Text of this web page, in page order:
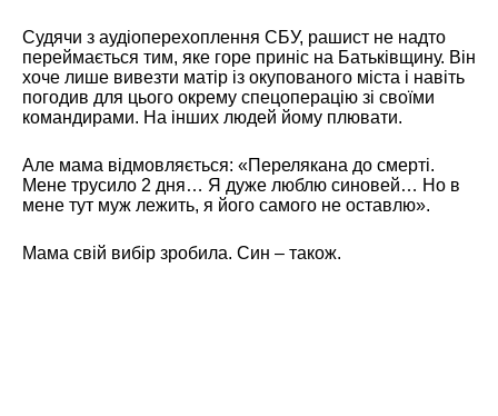
Судячи з аудіоперехоплення СБУ, рашист не надто
переймається тим, яке горе приніс на Батьківщину. Він
хоче лише вивезти матір із окупованого міста і навіть
погодив для цього окрему спецоперацію зі своїми
командирами. На інших людей йому плювати.
Але мама відмовляється: «Перелякана до смерті.
Мене трусило 2 дня… Я дуже люблю синовей… Но в
мене тут муж лежить, я його самого не оставлю».
Мама свій вибір зробила. Син – також.